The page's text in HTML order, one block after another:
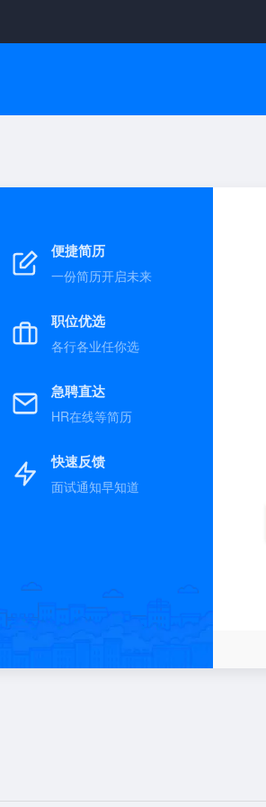
便捷简历
一份简历开启未来
职位优选
各行各业任你选
急聘直达
HR在线等简历
快速反馈
面试通知早知道